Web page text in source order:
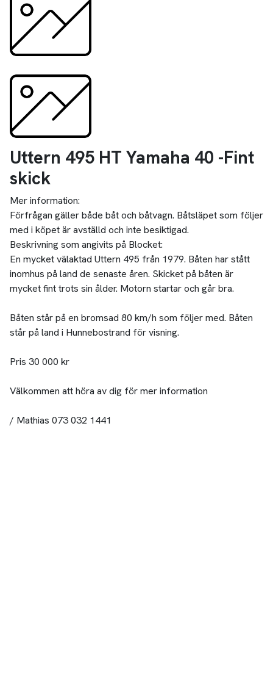
Uttern 495 HT Yamaha 40 -Fint
skick
Mer information:
Förfrågan gäller både båt och båtvagn. Båtsläpet som följer
med i köpet är avställd och inte besiktigad.
Beskrivning som angivits på Blocket:
En mycket välaktad Uttern 495 från 1979. Båten har stått
inomhus på land de senaste åren. Skicket på båten är
mycket fint trots sin ålder. Motorn startar och går bra.
Båten står på en bromsad 80 km/h som följer med. Båten
står på land i Hunnebostrand för visning.
Pris 30 000 kr
Välkommen att höra av dig för mer information
/ Mathias 073 032 1441